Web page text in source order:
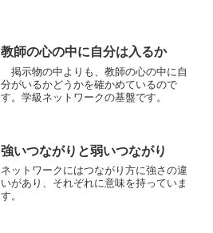
教師の心の中に自分は入るか
掲示物の中よりも、教師の心の中に自
分がいるかどうかを確かめているので
す。学級ネットワークの基盤です。
強いつながりと弱いつながり
ネットワークにはつながり方に強さの違
いがあり、それぞれに意味を持っていま
す。